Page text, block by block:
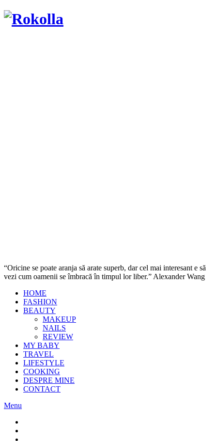
“Oricine se poate aranja să arate superb, dar cel mai interesant e să
vezi cum oamenii se îmbracă în timpul lor liber.” Alexander Wang
HOME
FASHION
BEAUTY
MAKEUP
NAILS
REVIEW
MY BABY
TRAVEL
LIFESTYLE
COOKING
DESPRE MINE
CONTACT
Menu